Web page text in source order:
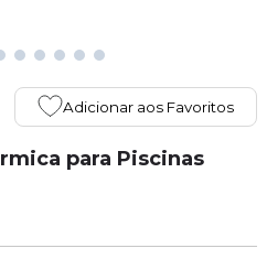
Adicionar aos Favoritos
para Piscinas